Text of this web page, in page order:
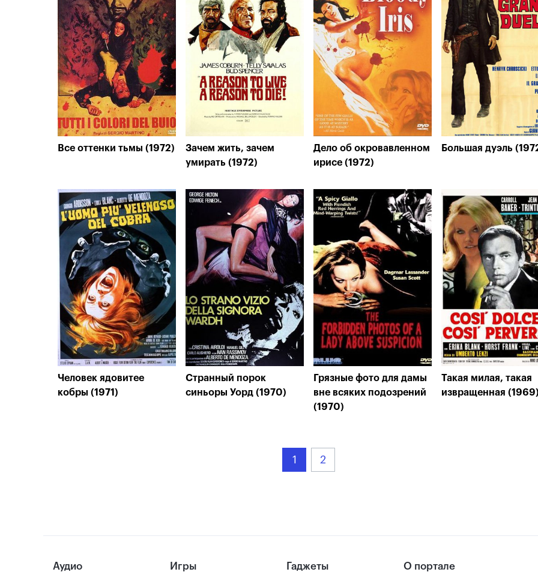
Все оттенки тьмы (1972)
Зачем жить, зачем
умирать (1972)
Дело об окровавленном
ирисе (1972)
Большая дуэль
Человек ядовитее
кобры (1971)
Странный порок
синьоры Уорд (1970)
Грязные фото для дамы
вне всяких подозрений
(1970)
Такая милая, такая
извращенная
1 2
Аудио Игры Гаджеты О портале